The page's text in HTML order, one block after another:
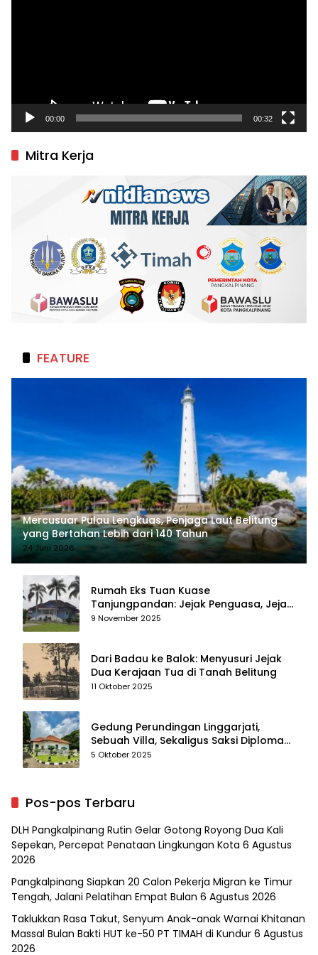
00:00 00:32
Mitra Kerja
FEATURE
Mercusuar Pulau Lengkuas, Penjaga Laut Belitung
yang Bertahan Lebih dari 140 Tahun
24 Juni 2026
Rumah Eks Tuan Kuase
Tanjungpandan: Jejak Penguasa, Jejak
Kenangan
9 November 2025
Dari Badau ke Balok: Menyusuri Jejak
Dua Kerajaan Tua di Tanah Belitung
11 Oktober 2025
Gedung Perundingan Linggarjati,
Sebuah Villa, Sekaligus Saksi Diplomasi
yang Mengubah Arah Bangsa
5 Oktober 2025
Pos-pos Terbaru
DLH Pangkalpinang Rutin Gelar Gotong Royong Dua Kali
Sepekan, Percepat Penataan Lingkungan Kota 6 Agustus
2026
Pangkalpinang Siapkan 20 Calon Pekerja Migran ke Timur
Tengah, Jalani Pelatihan Empat Bulan 6 Agustus 2026
Taklukkan Rasa Takut, Senyum Anak-anak Warnai Khitanan
Massal Bulan Bakti HUT ke-50 PT TIMAH di Kundur 6 Agustus
2026